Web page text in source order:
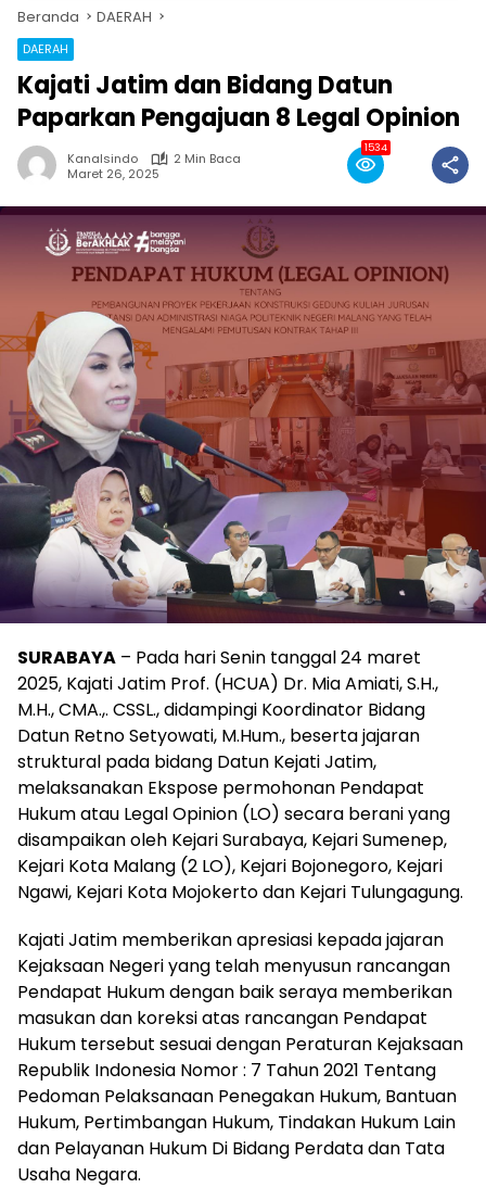
Beranda DAERAH
DAERAH
Kajati Jatim dan Bidang Datun
Paparkan Pengajuan 8 Legal Opinion
Kanalsindo
2 Min Baca
Maret 26, 2025
1534
SURABAYA – Pada hari Senin tanggal 24 maret
2025, Kajati Jatim Prof. (HCUA) Dr. Mia Amiati, S.H.,
M.H., CMA.,. CSSL., didampingi Koordinator Bidang
Datun Retno Setyowati, M.Hum., beserta jajaran
struktural pada bidang Datun Kejati Jatim,
melaksanakan Ekspose permohonan Pendapat
Hukum atau Legal Opinion (LO) secara berani yang
disampaikan oleh Kejari Surabaya, Kejari Sumenep,
Kejari Kota Malang (2 LO), Kejari Bojonegoro, Kejari
Ngawi, Kejari Kota Mojokerto dan Kejari Tulungagung.
Kajati Jatim memberikan apresiasi kepada jajaran
Kejaksaan Negeri yang telah menyusun rancangan
Pendapat Hukum dengan baik seraya memberikan
masukan dan koreksi atas rancangan Pendapat
Hukum tersebut sesuai dengan Peraturan Kejaksaan
Republik Indonesia Nomor : 7 Tahun 2021 Tentang
Pedoman Pelaksanaan Penegakan Hukum, Bantuan
Hukum, Pertimbangan Hukum, Tindakan Hukum Lain
dan Pelayanan Hukum Di Bidang Perdata dan Tata
Usaha Negara.